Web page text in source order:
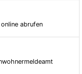
abrufen